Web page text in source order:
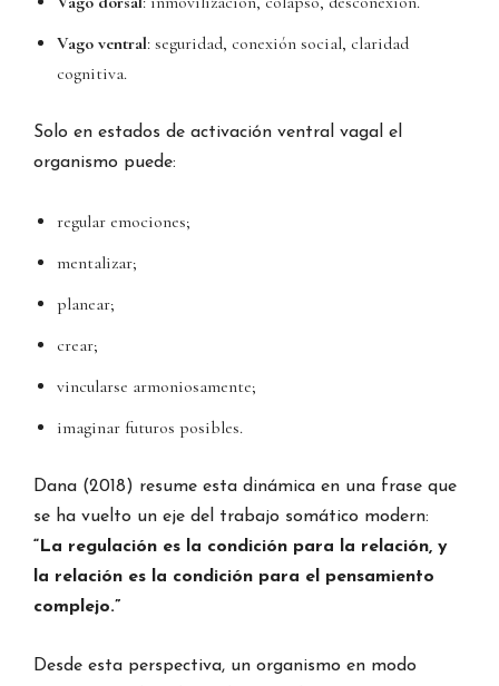
Vago ventral: seguridad, conexión social, claridad
cognitiva.
Solo en estados de activación ventral vagal el
organismo puede:
regular emociones;
mentalizar;
planear;
crear;
vincularse armoniosamente;
imaginar futuros posibles.
Dana (2018) resume esta dinámica en una frase que
se ha vuelto un eje del trabajo somático modern:
“La regulación es la condición para la relación, y
la relación es la condición para el pensamiento
complejo.”
Desde esta perspectiva, un organismo en modo